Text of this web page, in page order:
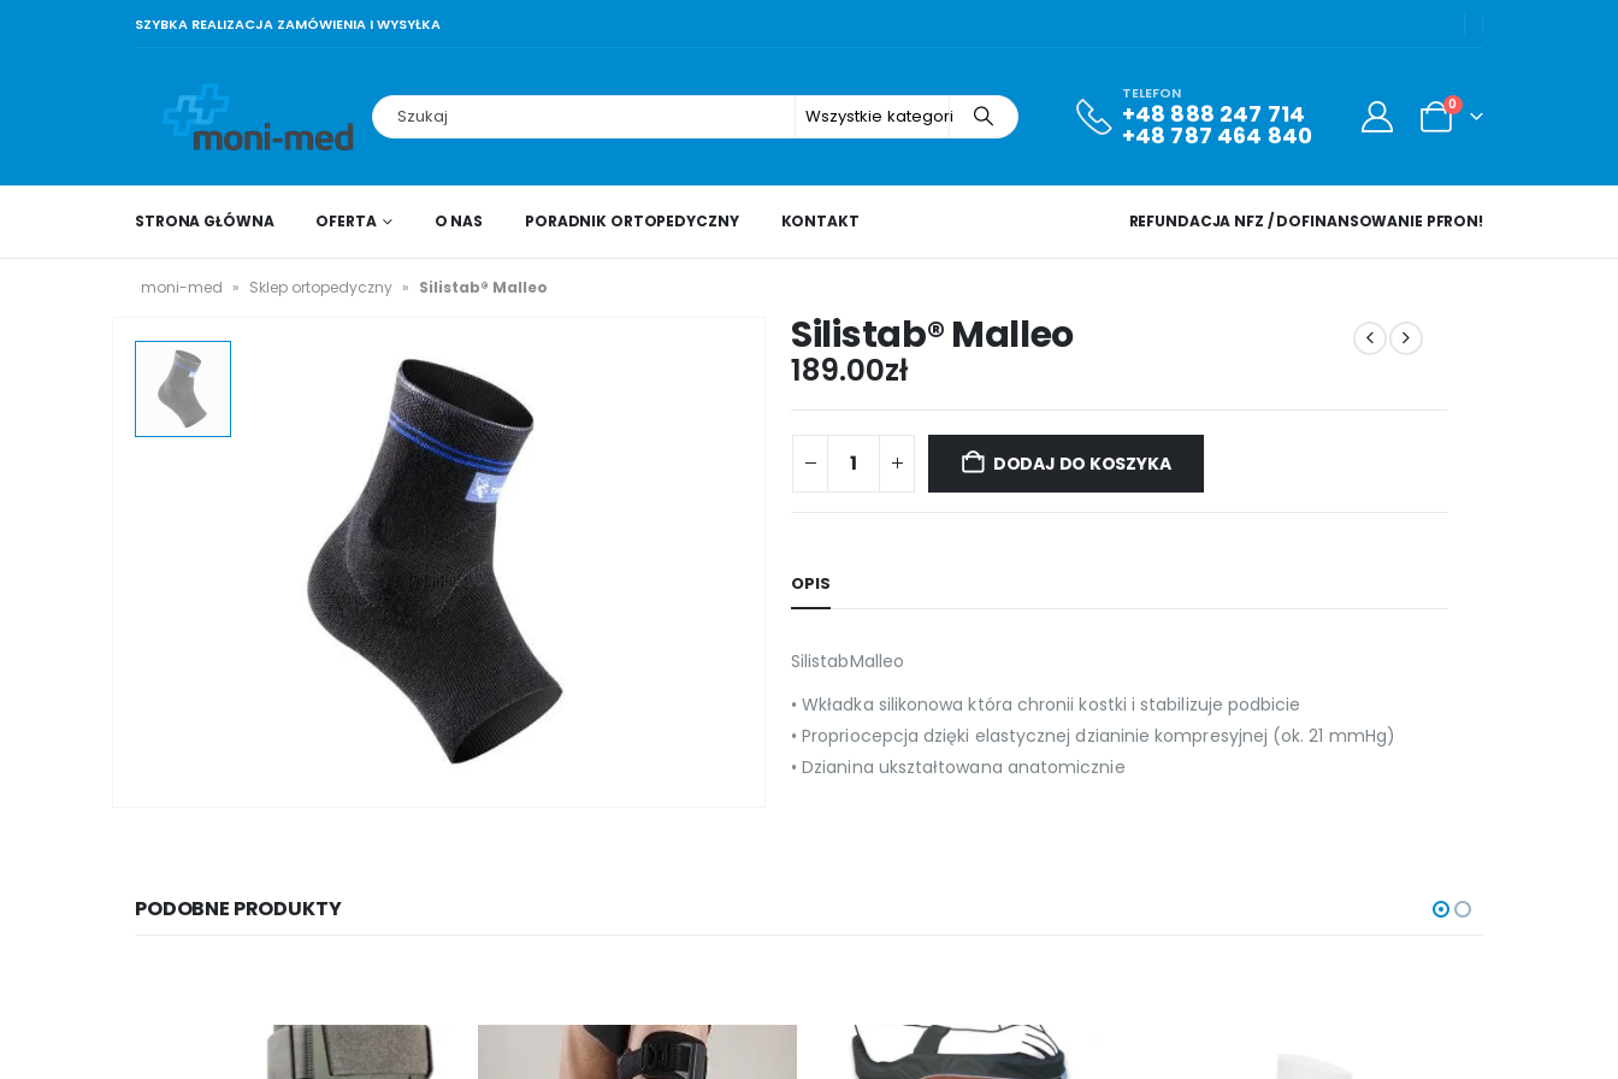
SZYBKA REALIZACJA ZAMÓWIENIA I WYSYŁKA
Wszystkie kategorie
TELEFON
+48 888 247 714
+48 787 464 840
0
STRONA GŁÓWNA OFERTA O NAS PORADNIK ORTOPEDYCZNY KONTAKT REFUNDACJA NFZ / DOFINANSOWANIE PFRON!
moni-med » Sklep ortopedyczny » Silistab® Malleo
Silistab® Malleo
189.00zł
DODAJ DO KOSZYKA
OPIS
SilistabMalleo
• Wkładka silikonowa która chronii kostki i stabilizuje podbicie
• Propriocepcja dzięki elastycznej dzianinie kompresyjnej (ok. 21 mmHg)
• Dzianina ukształtowana anatomicznie
PODOBNE PRODUKTY